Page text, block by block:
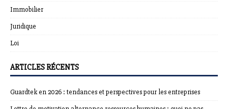
Immobilier
Juridique
Loi
ARTICLES RÉCENTS
Guardtek en 2026 : tendances et perspectives pour les entreprises